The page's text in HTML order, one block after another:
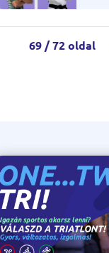
69 / 72 oldal